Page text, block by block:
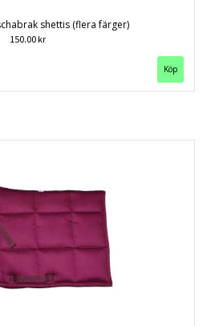
shettis (flera färger)
150.00 kr
Köp